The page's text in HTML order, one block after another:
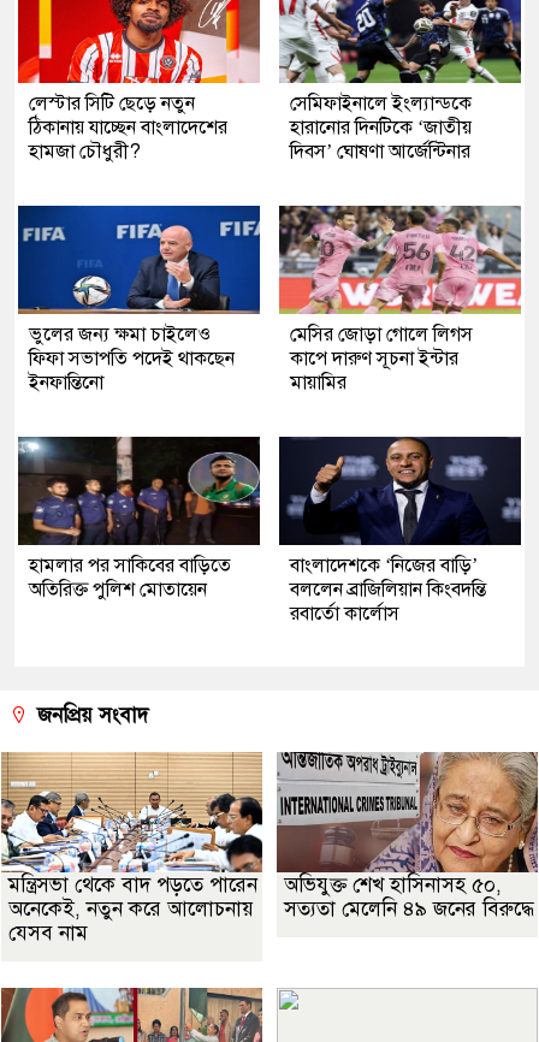
লেস্টার সিটি ছেড়ে নতুন
ঠিকানায় যাচ্ছেন বাংলাদেশের
হামজা চৌধুরী?
সেমিফাইনালে ইংল্যান্ডকে
হারানোর দিনটিকে ‘জাতীয়
দিবস’ ঘোষণা আর্জেন্টিনার
ভুলের জন্য ক্ষমা চাইলেও
ফিফা সভাপতি পদেই থাকছেন
ইনফান্তিনো
মেসির জোড়া গোলে লিগস
কাপে দারুণ সূচনা ইন্টার
মায়ামির
হামলার পর সাকিবের বাড়িতে
অতিরিক্ত পুলিশ মোতায়েন
বাংলাদেশকে ‘নিজের বাড়ি’
বললেন ব্রাজিলিয়ান কিংবদন্তি
রবার্তো কার্লোস
জনপ্রিয় সংবাদ
মন্ত্রিসভা থেকে বাদ পড়তে পারেন
অনেকেই, নতুন করে আলোচনায়
যেসব নাম
অভিযুক্ত শেখ হাসিনাসহ ৫০,
সত্যতা মেলেনি ৪৯ জনের বিরুদ্ধে